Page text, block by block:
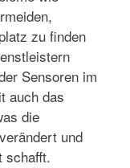
zu finden
Sensoren im
auch das
die
und
schafft.